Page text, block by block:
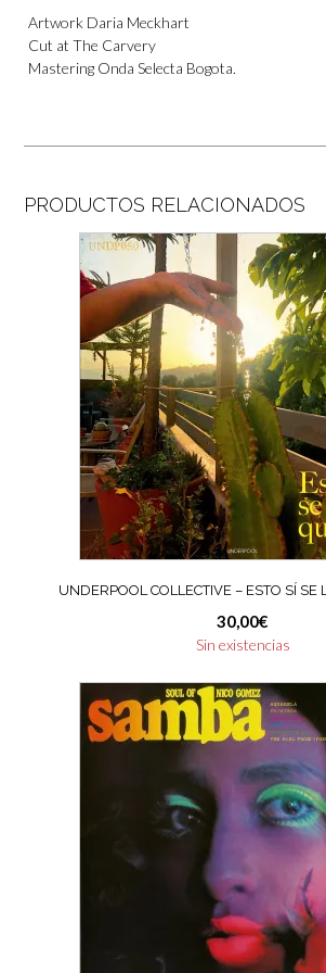
Artwork Daria Meckhart
Cut at The Carvery
Mastering Onda Selecta Bogota.
PRODUCTOS RELACIONADOS
UNDERPOOL COLLECTIVE – ESTO SÍ SE
30,00€
Sin existencias